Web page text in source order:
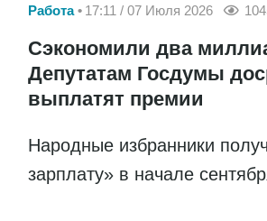
Работа 17:11 / 07 Июля 2026
Сэкономили два
Депутатам Госдумы
выплатят премии
Народные избранники
зарплату» в начале